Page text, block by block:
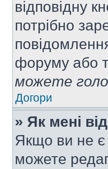
відповідну
потрібно
форуму або
можете
Догори
» Як мені
Якщо ви не є
можете